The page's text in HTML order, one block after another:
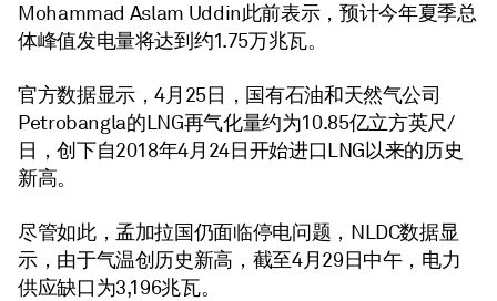
Mohammad Aslam Uddin此前表示，预计今年夏季总
体峰值发电量将达到约1.75万兆瓦。
官方数据显示，4月25日，国有石油和天然气公司
Petrobangla的LNG再气化量约为10.85亿立方英尺/
日，创下自2018年4月24日开始进口LNG以来的历史
新高。
尽管如此，孟加拉国仍面临停电问题，NLDC数据显
示，由于气温创历史新高，截至4月29日中午，电力
供应缺口为3,196兆瓦。